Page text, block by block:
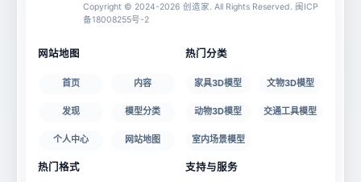
Copyright © 2024-2026 创造家. All Rights Reserved. 闽ICP
备18008255号-2
网站地图
首页 内容
发现 模型分类
个人中心 网站地图
热门分类
家具3D模型 文物3D模型
动物3D模型 交通工具模型
室内场景模型
热门格式 支持与服务